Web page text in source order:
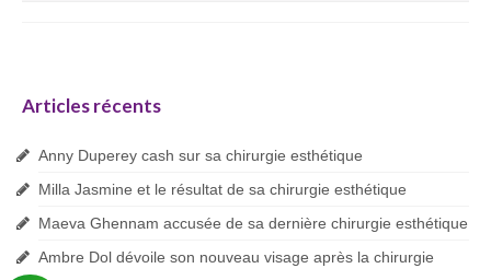
Tarifs
Blog
Articles récents
Anny Duperey cash sur sa chirurgie esthétique
Milla Jasmine et le résultat de sa chirurgie esthétique
Maeva Ghennam accusée de sa dernière chirurgie esthétique
Ambre Dol dévoile son nouveau visage après la chirurgie